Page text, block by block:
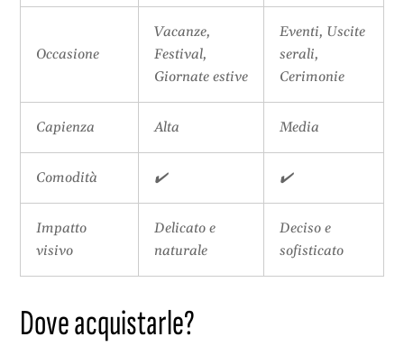
Occasione
Vacanze,
Festival,
Giornate estive
Eventi, Uscite
serali,
Cerimonie
Capienza Alta Media
Comodità ✔️ ✔️
Impatto
visivo
Delicato e
naturale
Deciso e
sofisticato
Dove acquistarle?